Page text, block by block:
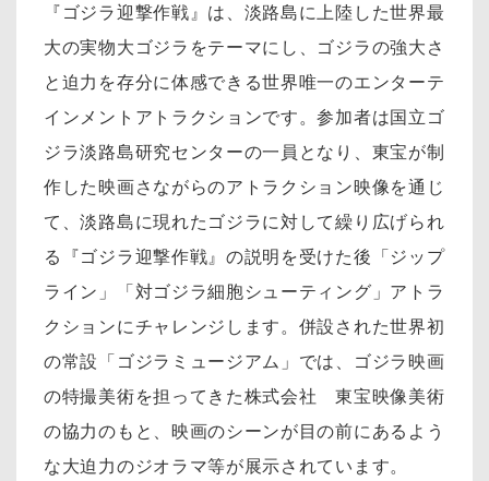
『ゴジラ迎撃作戦』は、淡路島に上陸した世界最
大の実物大ゴジラをテーマにし、ゴジラの強大さ
と迫力を存分に体感できる世界唯一のエンターテ
インメントアトラクションです。参加者は国立ゴ
ジラ淡路島研究センターの一員となり、東宝が制
作した映画さながらのアトラクション映像を通じ
て、淡路島に現れたゴジラに対して繰り広げられ
る『ゴジラ迎撃作戦』の説明を受けた後「ジップ
ライン」「対ゴジラ細胞シューティング」アトラ
クションにチャレンジします。併設された世界初
の常設「ゴジラミュージアム」では、ゴジラ映画
の特撮美術を担ってきた株式会社 東宝映像美術
の協力のもと、映画のシーンが目の前にあるよう
な大迫力のジオラマ等が展示されています。